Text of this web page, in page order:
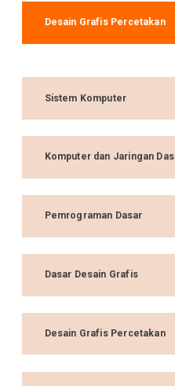
Desain Grafis Percetakan
Sistem Komputer
Komputer dan Jaringan
Pemrograman Dasar
Dasar Desain Grafis
Desain Grafis Percetakan